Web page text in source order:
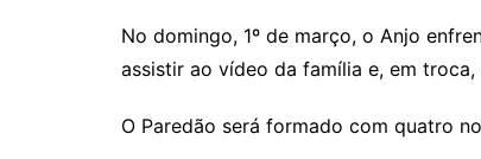
No domingo, 1º de março, o Anjo
assistir ao vídeo da família e, em
O Paredão será formado com quatro